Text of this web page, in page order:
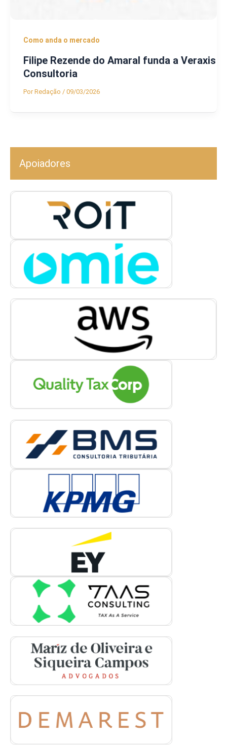
Como anda o mercado
Filipe Rezende do Amaral funda a Veraxis
Consultoria
PorRedação / 09/03/2026
Apoiadores